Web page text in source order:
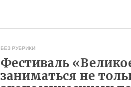
БЕЗ РУБРИКИ
Фестиваль
заниматься не